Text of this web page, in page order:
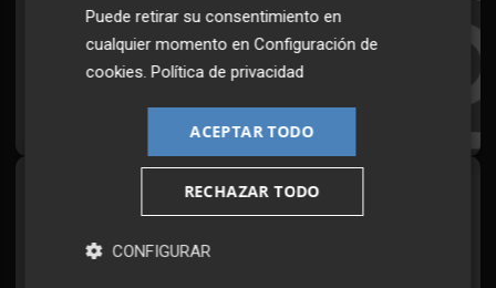
Suscríbete al Boletín
Todos los días a primera hora en tu email
¡Quiero suscribirme!
Síguenos en redes
Plaza Podcast, desde cualquier medio
Puede retirar su consentimiento en
cualquier momento enConfiguración de
cookies.Política de privacidad
ACEPTAR TODO
RECHAZAR TODO
CONFIGURAR